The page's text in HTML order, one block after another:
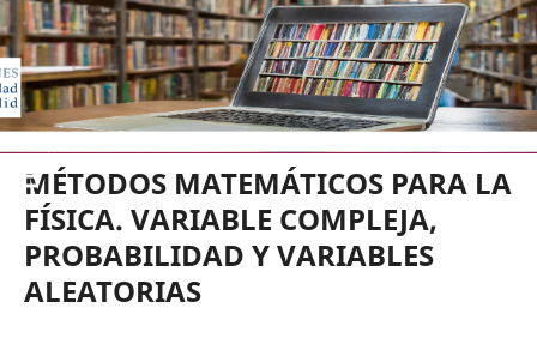
EDICIONES UNIVERSIDAD DE
MÉTODOS MATEMÁTICOS PARA LA
FÍSICA. VARIABLE COMPLEJA,
PROBABILIDAD Y VARIABLES
ALEATORIAS